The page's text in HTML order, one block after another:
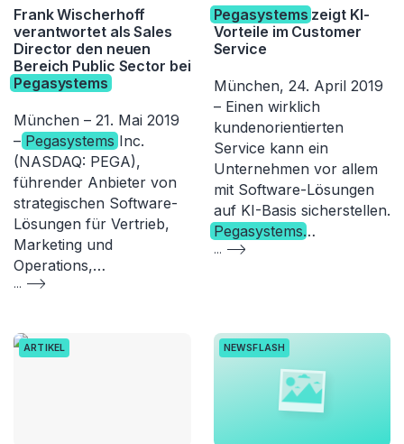
Frank Wischerhoff
verantwortet als Sales
Director den neuen
Bereich Public Sector bei
Pegasystems
München – 21. Mai 2019
– Pegasystems Inc.
(NASDAQ: PEGA),
führender Anbieter von
strategischen Software-
Lösungen für Vertrieb,
Marketing und
Operations,…
...
Pegasystemszeigt KI-
Vorteile im Customer
Service
München, 24. April 2019
– Einen wirklich
kundenorientierten
Service kann ein
Unternehmen vor allem
mit Software-Lösungen
auf KI-Basis sicherstellen.
Pegasystems…
...
ARTIKEL NEWSFLASH